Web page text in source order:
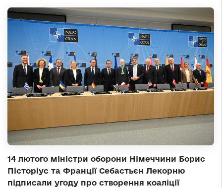
14 лютого міністри оборони Німеччини Борис
Пісторіус та Франції Себастьєн Лекорню
підписали угоду про створення коаліції